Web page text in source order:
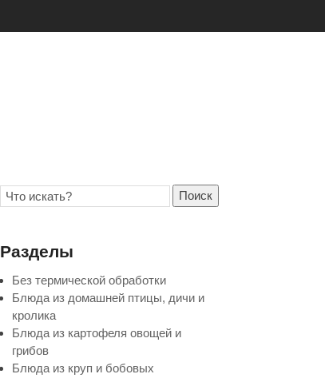
Поиск
Разделы
Без термической обработки
Блюда из домашней птицы, дичи и
кролика
Блюда из картофеля овощей и
грибов
Блюда из круп и бобовых